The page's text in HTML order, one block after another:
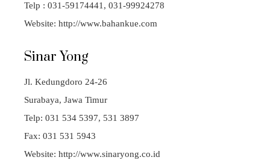
Telp : 031-59174441, 031-99924278
Website: http://www.bahankue.com
Sinar Yong
Jl. Kedungdoro 24-26
Surabaya, Jawa Timur
Telp: 031 534 5397, 531 3897
Fax: 031 531 5943
Website: http://www.sinaryong.co.id